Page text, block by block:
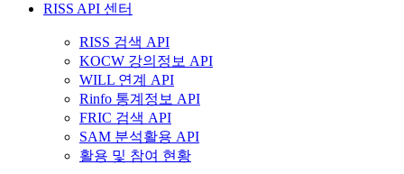
RISS API 센터
RISS 검색 API
KOCW 강의정보 API
WILL 연계 API
Rinfo 통계정보 API
FRIC 검색 API
SAM 분석활용 API
활용 및 참여 현황